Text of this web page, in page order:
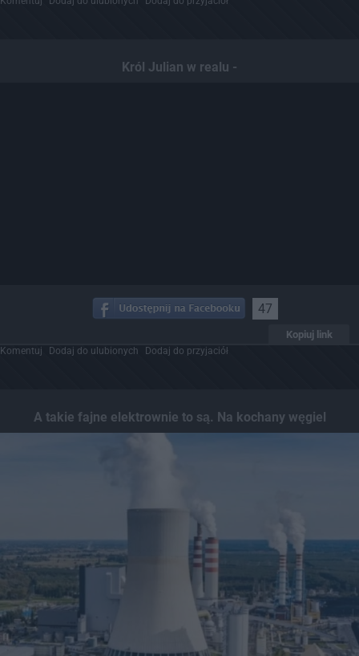
Król Julian w realu -
47
Kopiuj link
Komentuj Dodaj do ulubionych Dodaj do przyjaciół
A takie fajne elektrownie to są. Na kochany węgiel